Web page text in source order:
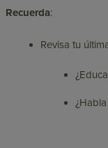
Recuerda:
Revisa tu